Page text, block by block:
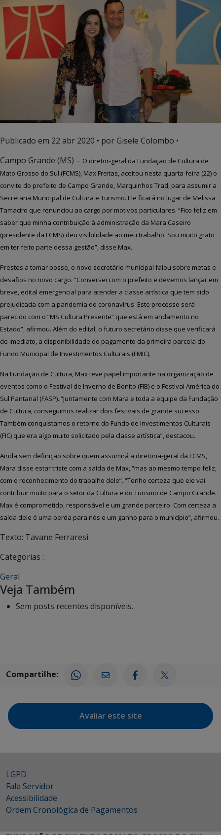
Publicado em 22 abr 2020 • por Gisele Colombo •
Campo Grande (MS) – O diretor-geral da Fundação de Cultura de
Mato Grosso do Sul (FCMS), Max Freitas, aceitou nesta quarta-feira (22) o
convite do prefeito de Campo Grande, Marquinhos Trad, para assumir a
Secretaria Municipal de Cultura e Turismo. Ele ficará no lugar de Melissa
Tamaciro que renunciou ao cargo por motivos particulares. “Fico feliz em
saber que minha contribuição à administração da Mara Caseiro
(presidente da FCMS) deu visibilidade ao meu trabalho. Sou muito grato
em ter feito parte dessa gestão”, disse Max.
Prestes a tomar posse, o novo secretário municipal falou sobre metas e
desafios no novo cargo. “Conversei com o prefeito e devemos lançar em
breve, edital emergencial para atender a classe artística que tem sido
prejudicada com a pandemia do coronavírus. Este processo será
parecido com o ”MS Cultura Presente” que está em andamento no
Estado”, afirmou. Além do edital, o futuro secretário disse que verificará
de imediato, a disponibilidade do pagamento da primeira parcela do
Fundo Municipal de Investimentos Culturais (FMIC).
Na Fundação de Cultura, Max teve papel importante na organização de
eventos como o Festival de Inverno de Bonito (FIB) e o Festival América do
Sul Pantanal (FASP). “Juntamente com Mara e toda a equipe da Fundação
de Cultura, conseguimos realizar dois festivais de grande sucesso.
Também conquistamos o retorno do Fundo de Investimentos Culturais
(FIC) que era algo muito solicitado pela classe artística”, destacou.
Ainda sem definição sobre quem assumirá a diretoria-geral da FCMS,
Mara disse estar triste com a saída de Max, “mas ao mesmo tempo feliz,
com o reconhecimento do trabalho dele”. “Tenho certeza que ele vai
contribuir muito para o setor da Cultura e do Turismo de Campo Grande.
Max é comprometido, responsável e um grande parceiro. Com certeza a
saída dele é uma perda para nós e um ganho para o município”, afirmou.
Texto: Tavane Ferraresi
Categorias :
Geral
Veja Também
Sem posts recentes disponíveis.
Compartilhe:
Avaliar este site
LGPD
Fala Servidor
Acessibilidade
Ordem Cronológica de Pagamentos